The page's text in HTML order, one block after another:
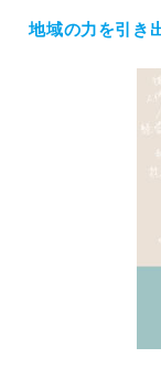
リ
地域の力を引き